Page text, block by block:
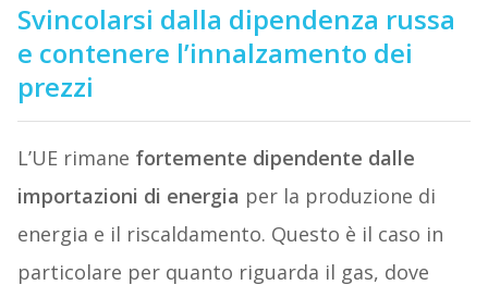
Svincolarsi dalla dipendenza russa
e contenere l’innalzamento dei
prezzi
L’UE rimane fortemente dipendente dalle
importazioni di energia per la produzione di
energia e il riscaldamento. Questo è il caso in
particolare per quanto riguarda il gas, dove